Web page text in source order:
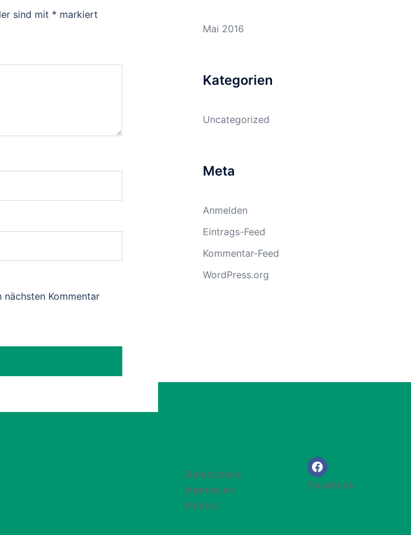
sind mit * markiert
nächsten Kommentar
Mai 2016
Kategorien
Uncategorized
Meta
Anmelden
Eintrags-Feed
Kommentar-Feed
WordPress.org
Datenschutz
Impressum
Kontakt
Facebook